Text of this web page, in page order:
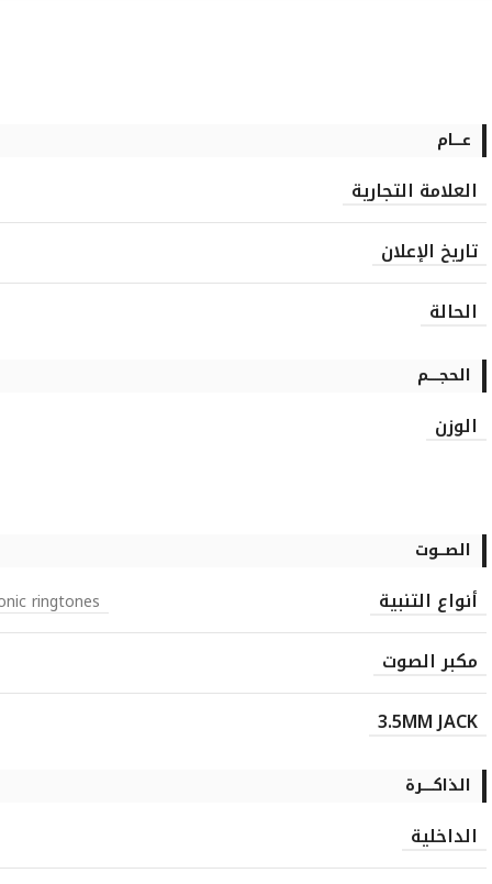
عــــام
العلامة التجارية
تاريخ الإعلان
الحالة
الحجـــــم
الوزن
الصـــوت
أنواع التنبية ringtones
مكبر الصوت
3.5MM JACK
الذاكـــــرة
الداخلية